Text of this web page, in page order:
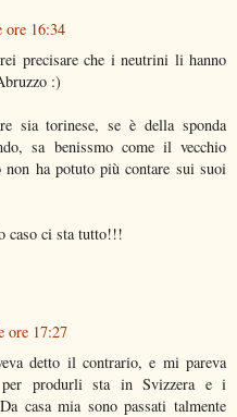
ore 16:34
precisare che i neutrini li hanno
:)
sia torinese, se è della sponda
sa benissmo come il vecchio
ha potuto più contare sui suoi
caso ci sta tutto!!!
ore 17:27
detto il contrario, e mi pareva
per produrli sta in Svizzera e i
casa mia sono passati talmente